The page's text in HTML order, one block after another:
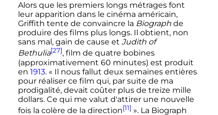
Alors que les premiers longs métrages font
leur apparition dans le cinéma américain,
Griffith tente de convaincre la Biographde
produire des films plus longs. Il obtient, non
sans mal, gain de cause et Judith of
Bethulia[27], film de quatre bobines
(approximativement 60 minutes) est produit
en 1913. « Il nous fallut deux semaines entières
pour réaliser ce film qui, par suite de ma
prodigalité, devait coûter plus de treize mille
dollars. Ce qui me valut d'attirer une nouvelle
fois la colère de la direction[11] ». La Biograph